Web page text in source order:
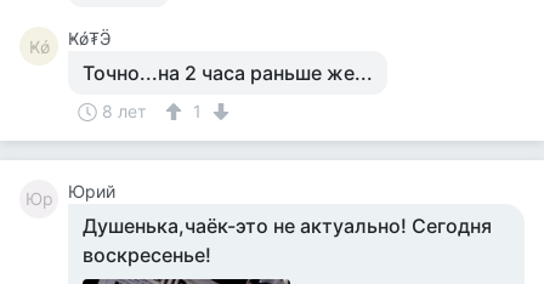
Ҝǿ Ҝǿ₮Ӭ
Точно...на 2 часа раньше же...
8 лет 1
Юр Юрий
Душенька,чаёк-это не актуально! Сегодня
воскресенье!